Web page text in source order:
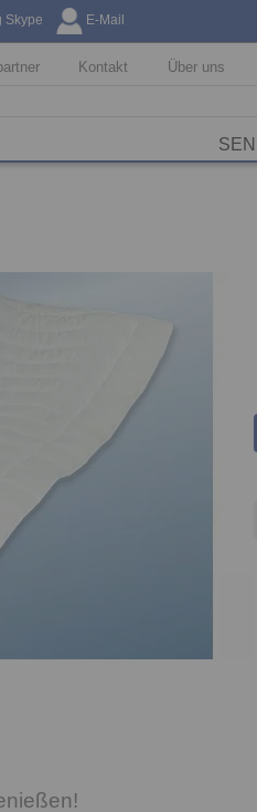
Skype E-Mail
Kontakt Über uns